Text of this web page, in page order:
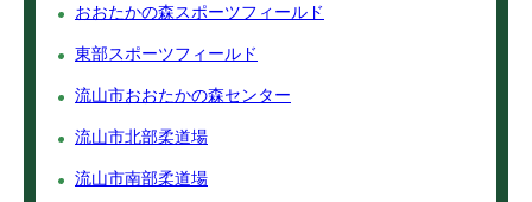
おおたかの森スポーツフィールド
東部スポーツフィールド
流山市おおたかの森センター
流山市北部柔道場
流山市南部柔道場